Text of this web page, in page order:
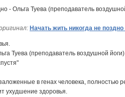
Начать жить никогда не
Туева (преподаватель воздушной йоги)
в генах человека,
ухудшение здоровья.